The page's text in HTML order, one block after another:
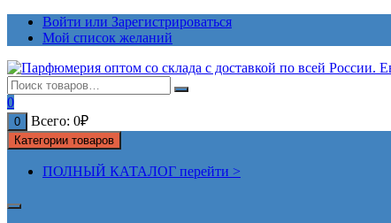
ПерейтиВойти или Зарегистрироваться
Мой список желаний
0
0 Всего: 0₽
Категории товаров
ПОЛНЫЙ КАТАЛОГ перейти >